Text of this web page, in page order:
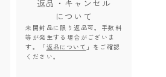
返品・キャンセル
について
未開封品に限り返品可。手数料
等が発生する場合がございま
す。「返品について 」をご確認
ください。